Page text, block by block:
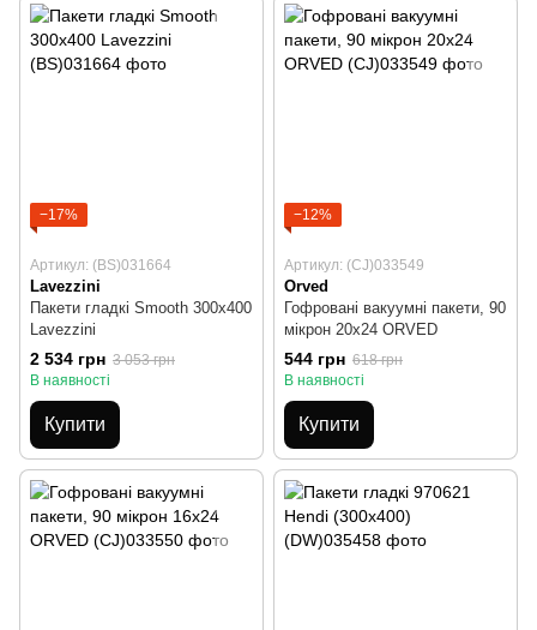
−17%
Артикул: (BS)031664
Lavezzini
Пакети гладкі Smooth 300x400
Lavezzini
2 534 грн 3 053 грн
В наявності
Купити
−12%
Артикул: (CJ)033549
Orved
Гофровані вакуумні пакети, 90
мікрон 20х24 ORVED
544 грн 618 грн
В наявності
Купити